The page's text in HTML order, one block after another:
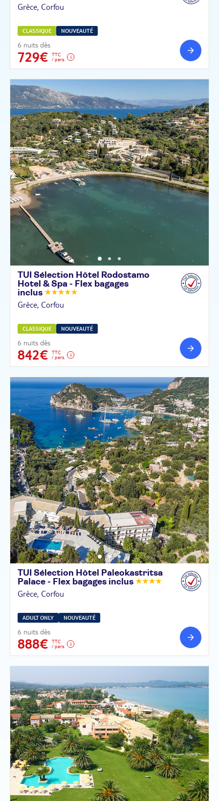
Grèce, Corfou
CLASSIQUE NOUVEAUTÉ
6 nuits dès
729€
TTC
/ pers.
TUI Sélection Hôtel Rodostamo
Hotel & Spa - Flex bagages
inclus
Grèce, Corfou
CLASSIQUE NOUVEAUTÉ
6 nuits dès
842€
TTC
/ pers.
TUI Sélection Hôtel Paleokastritsa
Palace - Flex bagages inclus
Grèce, Corfou
ADULT ONLY NOUVEAUTÉ
6 nuits dès
888€
TTC
/ pers.